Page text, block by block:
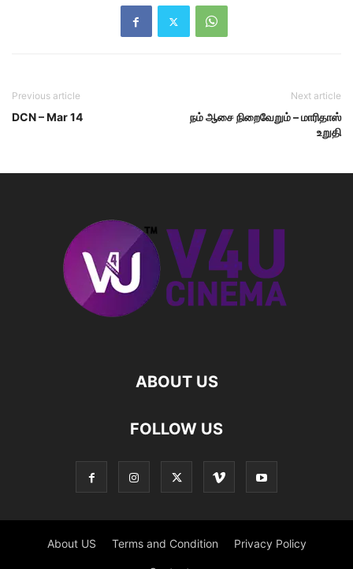
Previous article
DCN – Mar 14
Next article
நம் ஆசை நிறைவேறும் – மாரிதாஸ்
உறுதி
ABOUT US
FOLLOW US
About US Terms and Condition Privacy Policy